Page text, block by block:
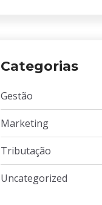
Categorias
Gestão
Marketing
Tributação
Uncategorized